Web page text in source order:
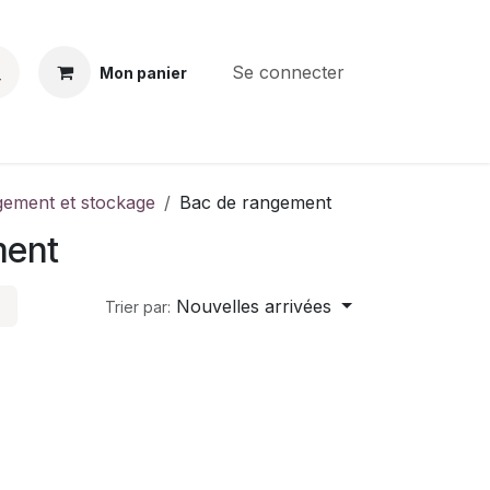
Mon panier Se connecter
et stockage Bac de rangement
Trier par: Nouvelles arrivées